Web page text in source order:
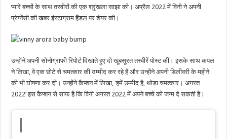
प्यारे बच्चों के साथ तस्वीरों की एक श्रृंखला साझा की। अप्रैल 2022 में विनी ने अपनी
प्रेग्नेंसी की खबर इंस्टाग्राम हैंडल पर शेयर की।
उन्होंने अपनी सोनोग्राफी रिपोर्ट दिखाते हुए दो खूबसूरत तस्वीरें पोस्ट कीं। इसके साथ कपल
ने लिखा, वे एक छोटे से चमत्कार की उम्मीद कर रहे हैं और उन्होंने अपनी डिलीवरी के महीने
की भी घोषणा कर दी। उन्होंने कैप्शन में लिखा, ‘हमें उम्मीद है, थोड़ा चमत्कार। अगस्त
2022’ इस कैप्शन से साफ है कि विनी अगस्त 2022 में अपने बच्चे को जन्म दे सकती है।